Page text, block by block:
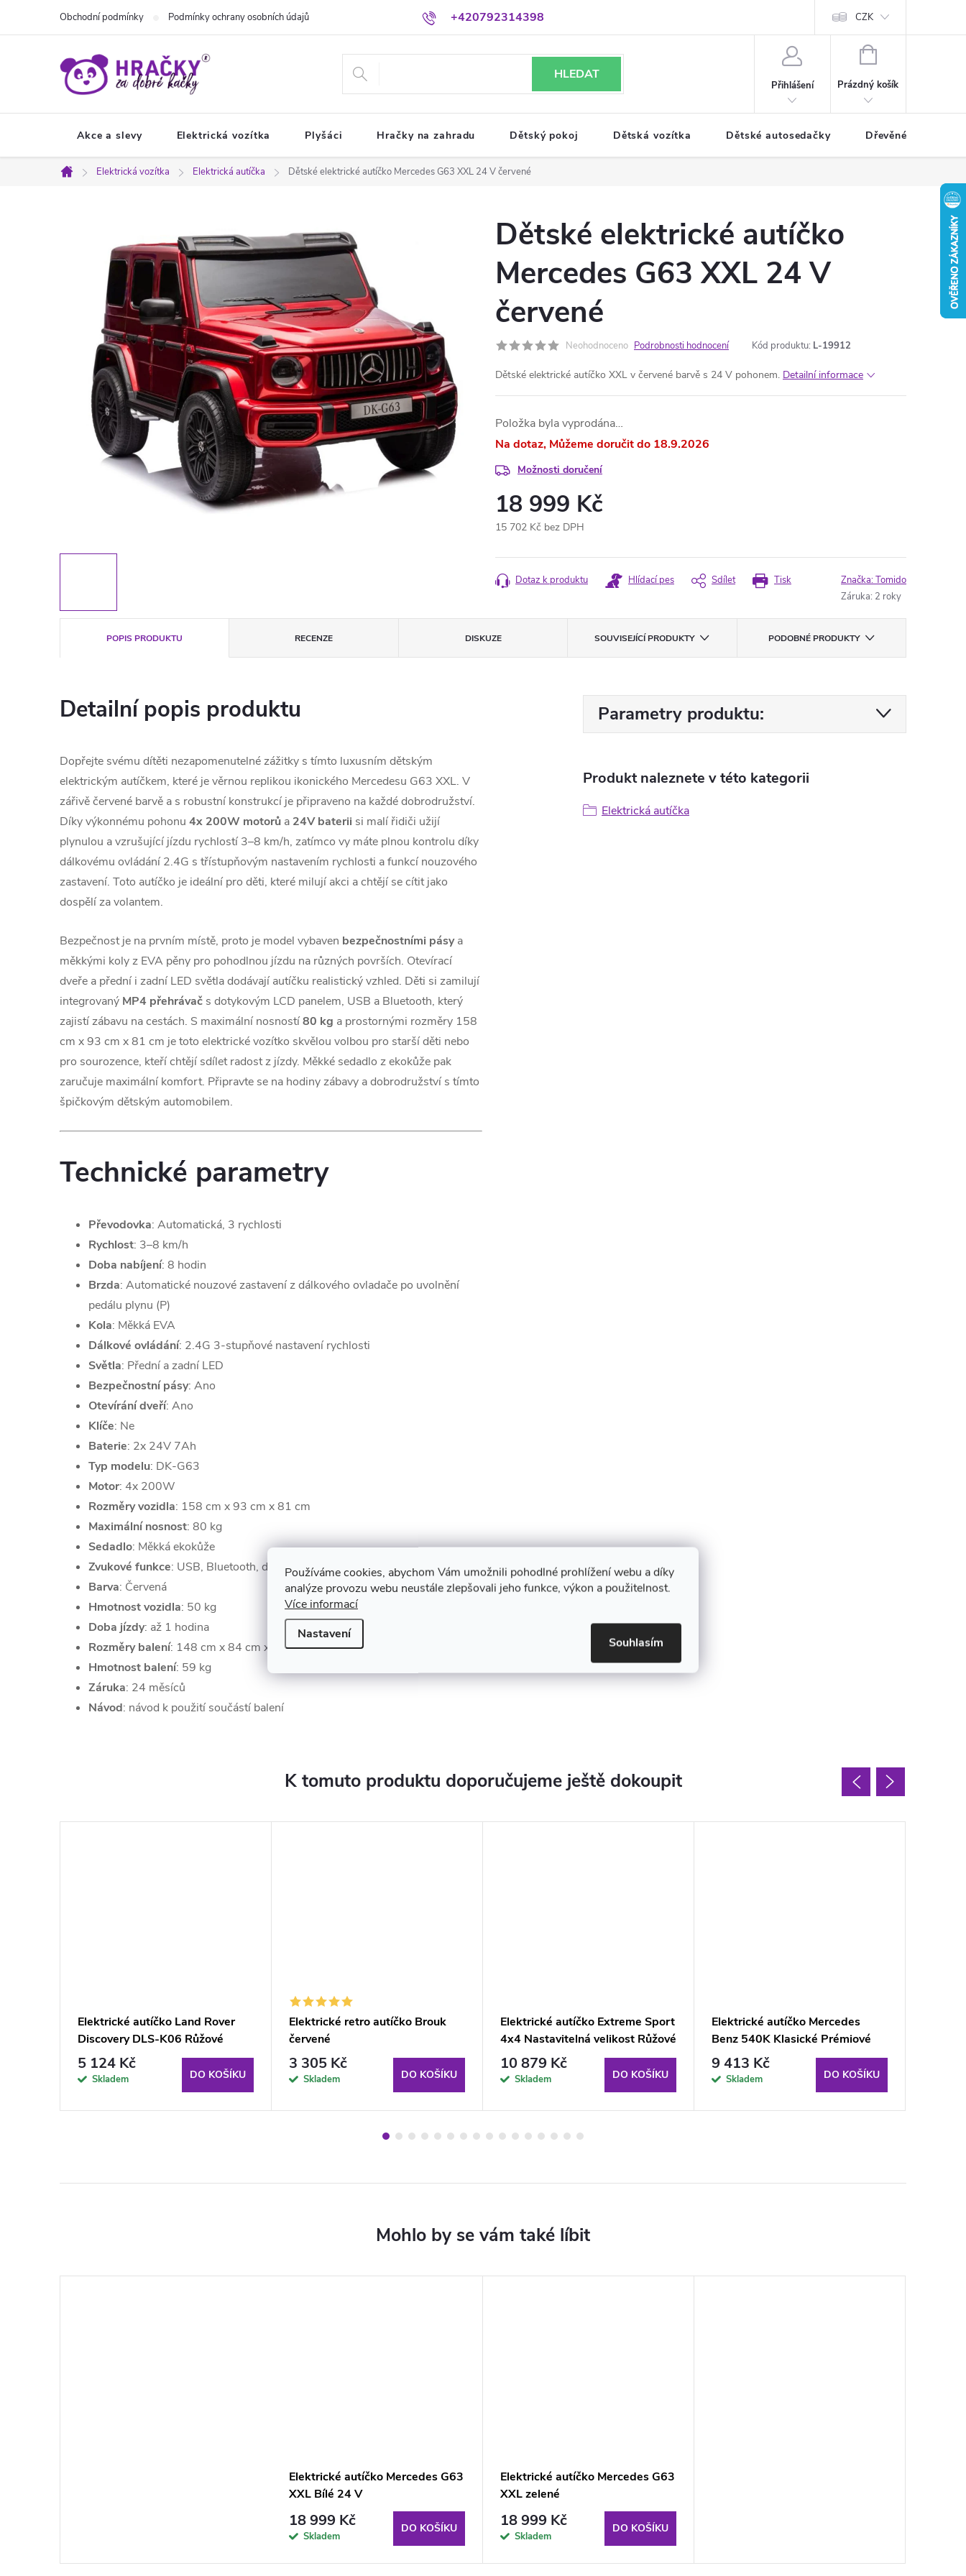
Používáme cookies, abychom Vám umožnili pohodlné prohlížení webu a díky
analýze provozu webu neustále zlepšovali jeho funkce, výkon a použitelnost.
Více informací
Nastavení
Souhlasím
+420792314398
Obchodní podmínky Podmínky ochrany osobních údajů CZK
HLEDAT
Přihlášení
NÁKUPNÍ
Prázdný košík
Akce a slevy Elektrická vozítka Plyšáci Hračky na zahradu Dětský pokoj Dětská vozítka Dětské autosedačky Dřevěné hračky
Domů
Elektrická vozítka Elektrická autíčka Dětské elektrické autíčko Mercedes G63 XXL 24 V červené
Dětské elektrické autíčko
Mercedes G63 XXL 24 V
červené
Neohodnoceno Podrobnosti hodnocení Kód produktu: L-19912
Dětské elektrické autíčko XXL v červené barvě s 24 V pohonem. Detailní informace
Položka byla vyprodána…
Na dotaz
18.9.2026
Možnosti doručení
18 999 Kč
15 702 Kč bez DPH
cena:
Tisk
Dotaz k produktu Hlídací pes Sdílet Značka:Tomido
Záruka: 2 roky
POPIS PRODUKTU RECENZE DISKUZE SOUVISEJÍCÍ PRODUKTY PODOBNÉ PRODUKTY
Detailní popis produktu
Dopřejte svému dítěti nezapomenutelné zážitky s tímto luxusním dětským
elektrickým autíčkem, které je věrnou replikou ikonického Mercedesu G63 XXL. V
zářivě červené barvě a s robustní konstrukcí je připraveno na každé dobrodružství.
Díky výkonnému pohonu 4x 200W motorů a 24V baterii si malí řidiči užijí
plynulou a vzrušující jízdu rychlostí 3–8 km/h, zatímco vy máte plnou kontrolu díky
dálkovému ovládání 2.4G s třístupňovým nastavením rychlosti a funkcí nouzového
zastavení. Toto autíčko je ideální pro děti, které milují akci a chtějí se cítit jako
dospělí za volantem.
Bezpečnost je na prvním místě, proto je model vybaven bezpečnostními pásya
měkkými koly z EVA pěny pro pohodlnou jízdu na různých površích. Otevírací
dveře a přední i zadní LED světla dodávají autíčku realistický vzhled. Děti si zamilují
integrovaný MP4 přehrávač s dotykovým LCD panelem, USB a Bluetooth, který
zajistí zábavu na cestách. S maximální nosností80 kg a prostornými rozměry 158
cm x 93 cm x 81 cm je toto elektrické vozítko skvělou volbou pro starší děti nebo
pro sourozence, kteří chtějí sdílet radost z jízdy. Měkké sedadlo z ekokůže pak
zaručuje maximální komfort. Připravte se na hodiny zábavy a dobrodružství s tímto
špičkovým dětským automobilem.
Technické parametry
Převodovka: Automatická, 3 rychlosti
Rychlost: 3–8 km/h
Doba nabíjení: 8 hodin
Brzda: Automatické nouzové zastavení z dálkového ovladače po uvolnění
pedálu plynu (P)
Kola: Měkká EVA
Dálkové ovládání: 2.4G 3-stupňové nastavení rychlosti
Světla: Přední a zadní LED
Bezpečnostní pásy: Ano
Otevírání dveří: Ano
Klíče: Ne
Baterie: 2x 24V 7Ah
Typ modelu: DK-G63
Motor: 4x 200W
Rozměry vozidla: 158 cm x 93 cm x 81 cm
Maximální nosnost: 80 kg
Sedadlo: Měkká ekokůže
Zvukové funkce: USB, Bluetooth, dotykový panel LCD MP4
Barva: Červená
Hmotnost vozidla: 50 kg
Doba jízdy: až 1 hodina
Rozměry balení: 148 cm x 84 cm x 50 cm
Hmotnost balení: 59 kg
Záruka: 24 měsíců
Návod: návod k použití součástí balení
Parametry produktu:
Produkt naleznete v této kategorii
Elektrická autíčka
K tomuto produktu doporučujeme ještě dokoupit
Elektrické autíčko Land Rover
Discovery DLS-K06 Růžové
5 124 Kč
Skladem DO KOŠÍKU
Elektrické retro autíčko Brouk
červené
3 305 Kč
Skladem DO KOŠÍKU
Elektrické autíčko Extreme Sport
4x4 Nastavitelná velikost Růžové
10 879 Kč
Skladem DO KOŠÍKU
Elektrické autíčko Mercedes
Benz 540K Klasické Prémiové
LED MP3 Bílé
9 413 Kč
Skladem DO KOŠÍKU
Elektrické autíčko Mercedes G63
XXL Bílé 24 V
18 999 Kč
Skladem
DO KOŠÍKU
Elektrické autíčko Mercedes G63
XXL zelené
18 999 Kč
Skladem
DO KOŠÍKU